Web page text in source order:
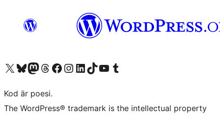
Besök vår X-konto (f.d. Twitter)
Besök vårt Bluesky-konto
Besök vårt Mastodon-konto
Besök vårt Thread-konto
Besök vår Facebook-sidaBesök vårt Instagram-konto
Besök vårt LinkedIn-konto
Besök vårt TikTok-konto
Besök vår YouTube-kanalBesök vårt Tumblr-konto
Kod är poesi.
The WordPress® trademark is the intellectual property